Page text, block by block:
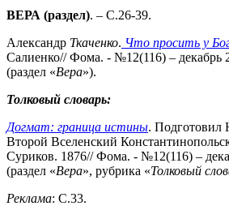
ВЕРА (раздел). – С.26-39.
Александр Ткаченко. Что просить у
Салиенко// Фома. - №12(116) – декабрь
(раздел «Вера»).
Толковый словарь:
Догмат: граница истины.
Второй Вселенский
Суриков. 1876// Фома. - №12(116) –
(раздел «Вера», рубрика «Толковый
Реклама: С.33.